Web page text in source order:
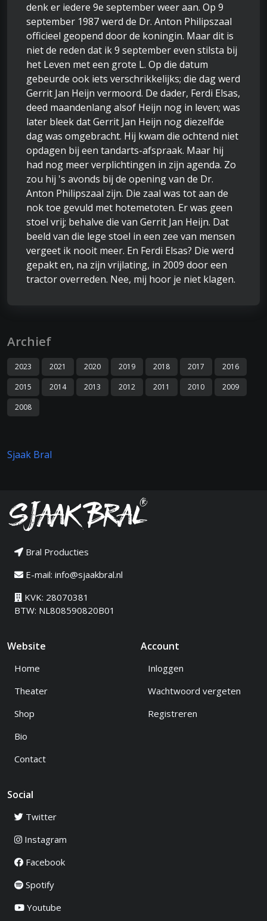
denk er iedere 9e september weer aan. Op 9
september 1987 werd de Dr. Anton Philipszaal
officieel geopend door de koningin. Maar dit is
niet de reden dat ik 9 september even stilsta bij
het Leven met een grote L. Op die datum
gebeurde ook iets verschrikkelijks; die dag werd
Gerrit Jan Heijn vermoord. De dader, Ferdi Elsas,
deed maandenlang alsof Heijn nog in leven; was
later bleek dat Gerrit Jan Heijn nog diezelfde
dag was omgebracht. Hij kwam die ochtend niet
opdagen bij een tandarts-afspraak. Maar hij
had nog meer verplichtingen in zijn agenda. Zo
zou hij 's avonds bij de opening van de Dr.
Anton Philipszaal zijn. Die zaal was tot aan de
nok toe gevuld met hotemetoten. Er was geen
stoel vrij; behalve die van Gerrit Jan Heijn. Dat
beeld van die lege stoel in een zee van mensen
vergeet ik nooit meer. En Ferdi Elsas? Die werd
gepakt en, na zijn vrijlating, in 2009 door een
tractor overreden. Nee, mij hoor je niet klagen.
Archief
2023 2021 2020 2019 2018 2017
2016
2015
2014 2013 2012 2011 2010
2009
2008
Sjaak Bral
Bral Producties
E-mail: info@sjaakbral.nl
KVK: 28070381
BTW: NL808590820B01
Website
Home
Theater
Shop
Bio
Contact
Account
Inloggen
Wachtwoord vergeten
Registreren
Social
Twitter
Instagram
Facebook
Spotify
Youtube